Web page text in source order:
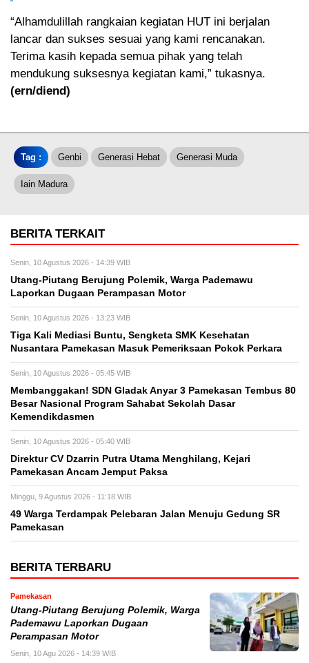
“Alhamdulillah rangkaian kegiatan HUT ini berjalan
lancar dan sukses sesuai yang kami rencanakan.
Terima kasih kepada semua pihak yang telah
mendukung suksesnya kegiatan kami,” tukasnya.
(ern/diend)
Tag : Genbi Generasi Hebat Generasi Muda
Iain Madura
BERITA TERKAIT
Senin, 10 Agustus 2026 - 14:39 WIB
Utang-Piutang Berujung Polemik, Warga Pademawu
Laporkan Dugaan Perampasan Motor
Senin, 10 Agustus 2026 - 13:23 WIB
Tiga Kali Mediasi Buntu, Sengketa SMK Kesehatan
Nusantara Pamekasan Masuk Pemeriksaan Pokok Perkara
Senin, 10 Agustus 2026 - 05:45 WIB
Membanggakan! SDN Gladak Anyar 3 Pamekasan Tembus 80
Besar Nasional Program Sahabat Sekolah Dasar
Kemendikdasmen
Senin, 10 Agustus 2026 - 05:40 WIB
Direktur CV Dzarrin Putra Utama Menghilang, Kejari
Pamekasan Ancam Jemput Paksa
Minggu, 9 Agustus 2026 - 11:18 WIB
49 Warga Terdampak Pelebaran Jalan Menuju Gedung SR
Pamekasan
BERITA TERBARU
Pamekasan
Utang-Piutang Berujung Polemik, Warga
Pademawu Laporkan Dugaan
Perampasan Motor
Senin, 10 Agu 2026 - 14:39 WIB